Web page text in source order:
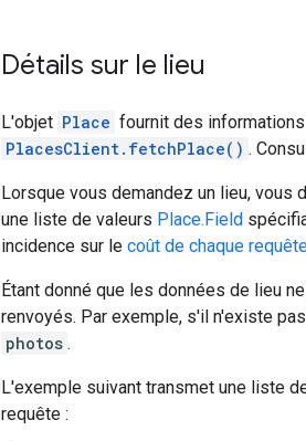
Détails sur le lieu
L'objet Place fournit des
PlacesClient.fetchPlace() .
Lorsque vous demandez un lieu, vous
une liste de valeurs Place.Field
incidence sur le coût de chaque
Étant donné que les données de lieu
renvoyés. Par exemple, s'il n'existe
photos .
L'exemple suivant transmet une liste
requête :